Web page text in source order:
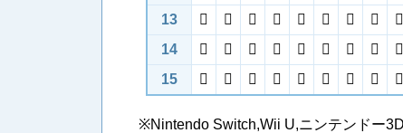
13
        
14
        
15
        
※Nintendo Switch,Wii U,ニンテンドー